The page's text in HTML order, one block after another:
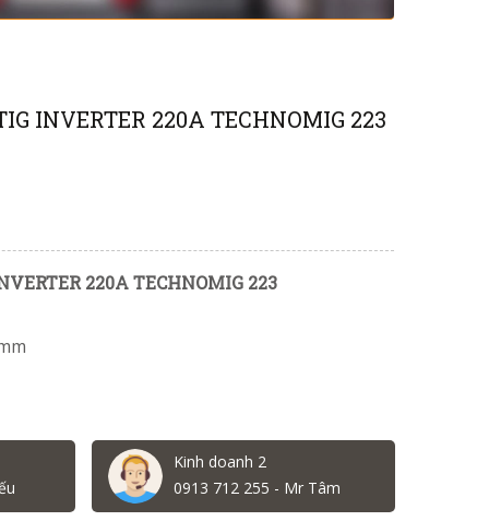
INVERTER 220A TECHNOMIG 223
220A TECHNOMIG 223
Kinh doanh 2
0913 712 255 - Mr Tâm